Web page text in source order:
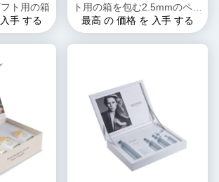
ト用の箱
手 する
ト用の箱を包む2.5mmのペー
パー香水はニスをかけること
最高 の 価格 を 入手 する